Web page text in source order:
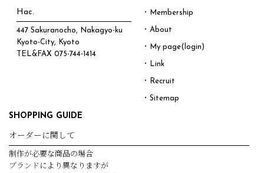
Hac.
447 Sakuranocho, Nakagyo-ku
Kyoto-City, Kyoto
TEL&FAX075-744-1414
・Membership
・About
・My page(login)
・Link
・Recruit
・Sitemap
SHOPPING GUIDE
オーダーに関して
制作が必要な商品の場合
ブランドにより異なりますが